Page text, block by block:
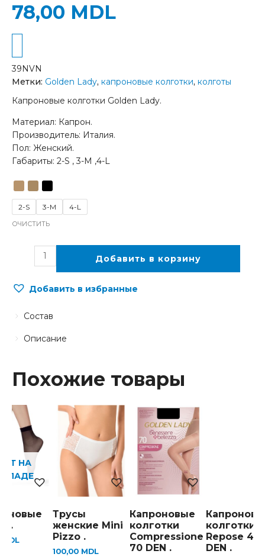
Капроновые колготки Golden Lady.
Материал: Капрон.
Производитель: Италия.
Пол: Женский.
Габариты: 2-S , 3-M ,4-L
78,00 MDL
2-S 3-M 4-L
ОЧИСТИТЬ
Добавить в корзину
Добавить в избранные
39NVN
Метки: Golden Lady, капроновые колготки, колготы
Описание
Состав
Похожие товары
НА
.
MDL
Трусы
женские Mini
Pizzo .
100,00 MDL
Капроновые
колготки
Сompressione
70 DEN .
колготки
Repose 40
DEN .